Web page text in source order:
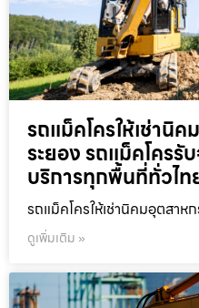
รถแม็คโครให้เช่านิ
ระยอง รถแม็คโครรั
บริการทุกพื้นที่ทั่วไท
รถแม็คโครให้เช่านิคมอุตสาห
ดูเพิ่มเติม »